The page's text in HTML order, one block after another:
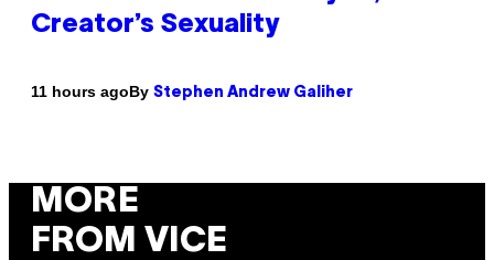
Creator’s Sexuality
11 hours agoBy Stephen Andrew Galiher
MORE
FROM VICE